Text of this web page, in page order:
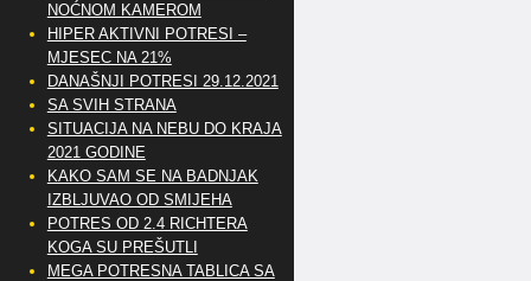
NOĆNOM KAMEROM
HIPER AKTIVNI POTRESI –
MJESEC NA 21%
DANAŠNJI POTRESI 29.12.2021
SA SVIH STRANA
SITUACIJA NA NEBU DO KRAJA
2021 GODINE
KAKO SAM SE NA BADNJAK
IZBLJUVAO OD SMIJEHA
POTRES OD 2.4 RICHTERA
KOGA SU PREŠUTLI
MEGA POTRESNA TABLICA SA